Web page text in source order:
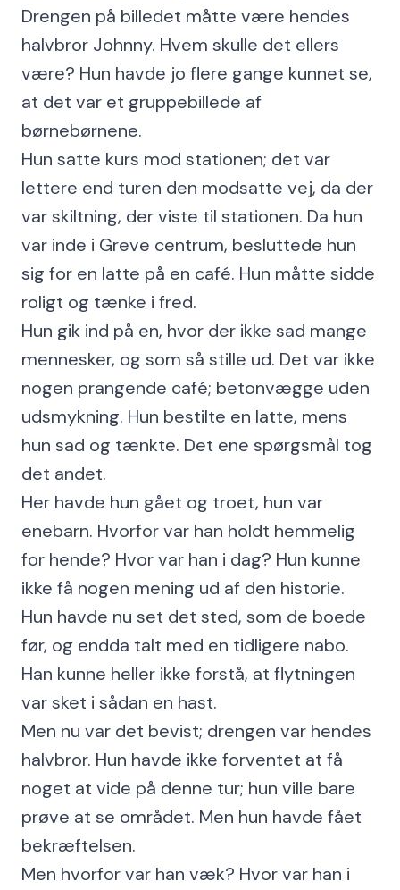
Drengen på billedet måtte være hendes
halvbror Johnny. Hvem skulle det ellers
være? Hun havde jo flere gange kunnet se,
at det var et gruppebillede af
børnebørnene.
Hun satte kurs mod stationen; det var
lettere end turen den modsatte vej, da der
var skiltning, der viste til stationen. Da hun
var inde i Greve centrum, besluttede hun
sig for en latte på en café. Hun måtte sidde
roligt og tænke i fred.
Hun gik ind på en, hvor der ikke sad mange
mennesker, og som så stille ud. Det var ikke
nogen prangende café; betonvægge uden
udsmykning. Hun bestilte en latte, mens
hun sad og tænkte. Det ene spørgsmål tog
det andet.
Her havde hun gået og troet, hun var
enebarn. Hvorfor var han holdt hemmelig
for hende? Hvor var han i dag? Hun kunne
ikke få nogen mening ud af den historie.
Hun havde nu set det sted, som de boede
før, og endda talt med en tidligere nabo.
Han kunne heller ikke forstå, at flytningen
var sket i sådan en hast.
Men nu var det bevist; drengen var hendes
halvbror. Hun havde ikke forventet at få
noget at vide på denne tur; hun ville bare
prøve at se området. Men hun havde fået
bekræftelsen.
Men hvorfor var han væk? Hvor var han i